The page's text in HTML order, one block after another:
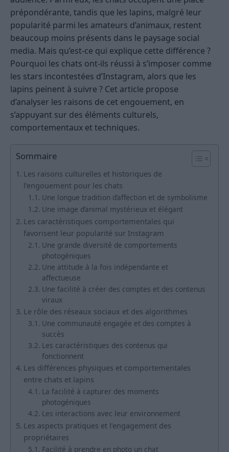
prépondérante, tandis que les lapins, malgré leur
popularité parmi les amateurs d’animaux, restent
beaucoup moins présents dans le paysage social
media. Mais qu’est-ce qui explique cette différence ?
Pourquoi les chats ont-ils réussi à s’imposer comme
les stars incontestées d’Instagram, alors que les
lapins peinent à suivre ? Cet article propose
d’analyser les raisons de cet engouement, en
s’appuyant sur des éléments culturels,
comportementaux et techniques.
Sommaire
Les raisons culturelles et historiques de
l’engouement pour les chats
Une longue tradition d’affection et de symbolisme
Une image d’animal mystérieux et élégant
Les caractéristiques comportementales qui
favorisent leur popularité sur Instagram
Une grande diversité de comportements
photogéniques
Une attitude à la fois indépendante et
affectueuse
Une facilité à créer des comptes et des contenus
viraux
Le rôle des réseaux sociaux et des algorithmes
Une communauté engagée et des comptes à
succès
Les caractéristiques des contenus qui
fonctionnent
Les différences physiques et comportementales
entre chats et lapins
La facilité à capturer des moments
photogéniques
Les interactions avec leur environnement
Les aspects pratiques et l’engagement des
propriétaires
Facilité à prendre en photo un chat